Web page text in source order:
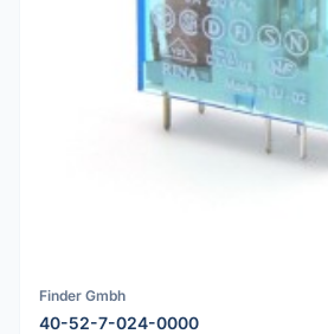
Finder Gmbh
40-52-7-024-0000